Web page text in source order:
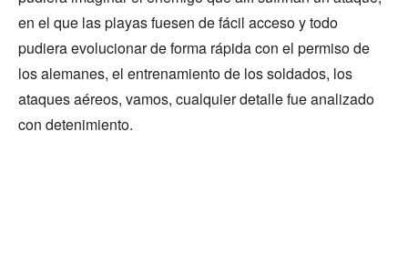
en el que las playas fuesen de fácil acceso y todo
pudiera evolucionar de forma rápida con el permiso de
los alemanes, el entrenamiento de los soldados, los
ataques aéreos, vamos, cualquier detalle fue analizado
con detenimiento.